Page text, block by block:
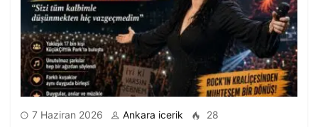
7 Haziran 2026 Ankara icerik 28